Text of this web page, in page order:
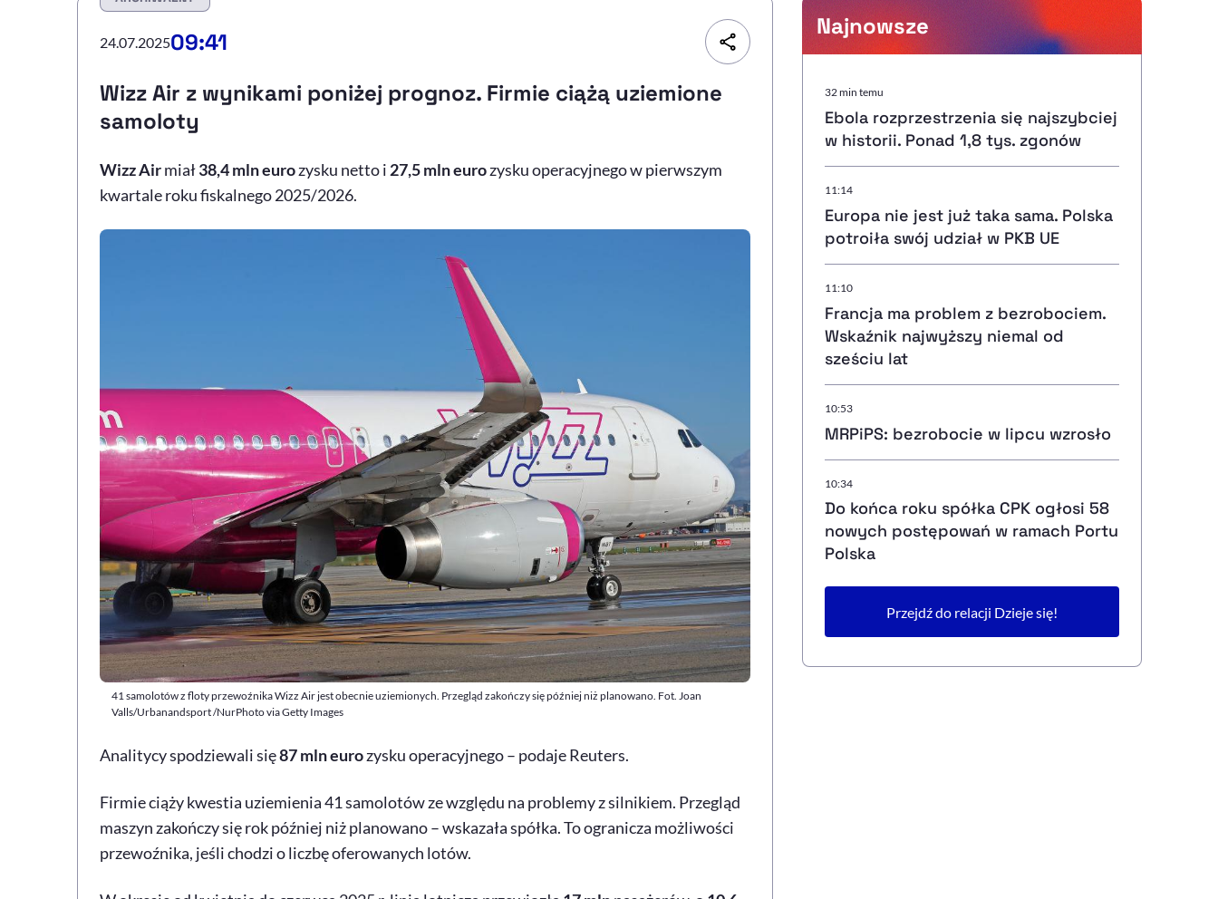
Resetuj opcje
, otwiera się w nowym
Deklaracja dostępności, otwiera się w nowym oknie
Zgłoś problem
24.07.202509:41
Wizz Air z wynikami poniżej prognoz. Firmie ciążą uziemione
samoloty
Wizz Airmiał38,4 mln eurozysku netto i 27,5 mln eurozysku operacyjnego w pierwszym
kwartale roku fiskalnego 2025/2026.
41 samolotów z floty przewoźnika Wizz Air jest obecnie uziemionych. Przegląd zakończy się później niż planowano. Fot. Joan
Valls/Urbanandsport /NurPhoto via Getty Images
Analitycy spodziewali się87 mln eurozysku operacyjnego – podaje Reuters.
Firmie ciąży kwestia uziemienia 41 samolotów ze względu na problemy z silnikiem. Przegląd
maszyn zakończy się rok później niż planowano – wskazała spółka. To ogranicza możliwości
przewoźnika, jeśli chodzi o liczbę oferowanych lotów.
Najnowsze
32 min temu
Ebola rozprzestrzenia się najszybciej
w historii. Ponad 1,8 tys. zgonów
11:14
Europa nie jest już taka sama. Polska
potroiła swój udział w PKB UE
11:10
Francja ma problem z bezrobociem.
Wskaźnik najwyższy niemal od
sześciu lat
10:53
MRPiPS: bezrobocie w lipcu wzrosło
10:34
Do końca roku spółka CPK ogłosi 58
nowych postępowań w ramach Portu
Polska
Przejdź do relacji Dzieje się!